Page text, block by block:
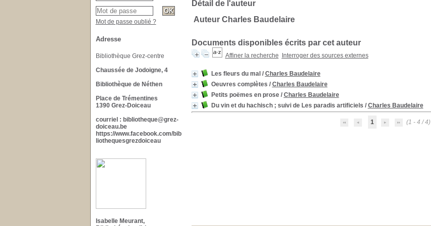
Détail de l'auteur
Auteur Charles Baudelaire
Documents disponibles écrits par cet auteur
Affiner la recherche Interroger des sources externes
Les fleurs du mal / Charles Baudelaire
Oeuvres complètes / Charles Baudelaire
Petits poëmes en prose/ Charles Baudelaire
Du vin et du hachisch ; suivi de Les paradis artificiels / Charles Baudelaire
1 (1 - 4 / 4)
Mot de passe oublié ?
Adresse
Bibliothèque Grez-centre
Chaussée de Jodoigne, 4
Bibliothèque de Néthen
Place de Trémentines
1390 Grez-Doiceau
courriel : bibliotheque@grez-
doiceau.be
https://www.facebook.com/bib
liothequesgrezdoiceau
Isabelle Meurant,